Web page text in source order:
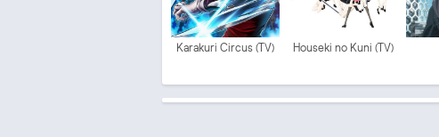
Karakuri Circus (TV) Houseki no Kuni (TV)